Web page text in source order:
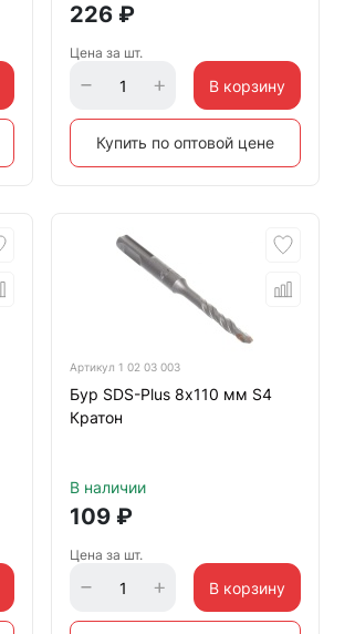
226₽
Цена за шт.
В корзину
Купить по оптовой цене
Артикул 1 02 03 003
Бур SDS-Plus 8х110 мм S4
Кратон
В наличии
109₽
Цена за шт.
В корзину